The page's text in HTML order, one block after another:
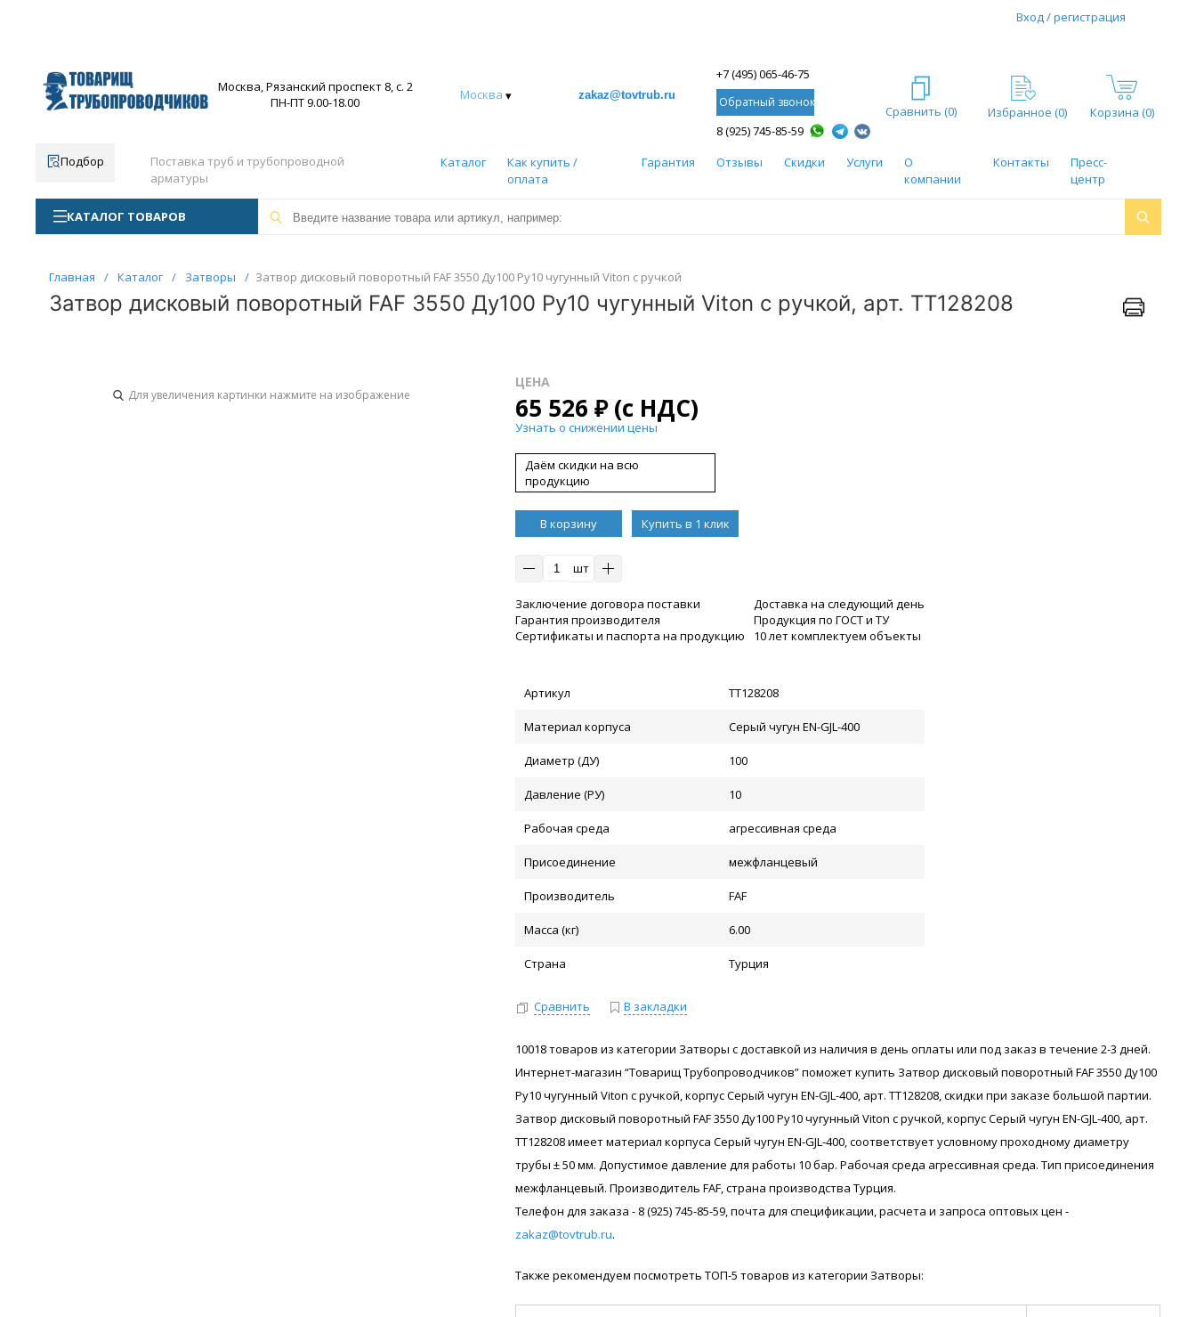
Вход / регистрация
Москва, Рязанский проспект 8, с. 2
ПН-ПТ 9.00-18.00
Москва ▾ zakaz@tovtrub.ru
+7 (495) 065-46-75
Обратный звонок
8 (925) 745-85-59
Сравнить (0) Избранное (0) Корзина (0)
Подбор
Поставка труб и трубопроводной
арматуры
Каталог
Как купить /
оплата
Гарантия Отзывы Скидки Услуги
О
компании
Контакты
Пресс-
центр
КАТАЛОГ ТОВАРОВ
Главная / Каталог / Затворы / Затвор дисковый поворотный FAF 3550 Ду100 Ру10 чугунный Viton с ручкой
Затвор дисковый поворотный FAF 3550 Ду100 Ру10 чугунный Viton с ручкой, арт. ТТ128208
Для увеличения картинки нажмите на изображение
ЦЕНА
65 526₽(с НДС)
Узнать о снижении цены
Даём скидки на всю
продукцию
В корзину Купить в 1 клик
шт
Заключение договора поставки
Гарантия производителя
Сертификаты и паспорта на продукцию
Доставка на следующий день
Продукция по ГОСТ и ТУ
10 лет комплектуем объекты
Артикул ТТ128208
Материал корпуса Серый чугун EN-GJL-400
Диаметр (ДУ) 100
Давление (РУ) 10
Рабочая среда агрессивная среда
Присоединение межфланцевый
Производитель FAF
Масса (кг) 6.00
Страна Турция
Сравнить В закладки
10018 товаров из категории Затворы с доставкой из наличия в день оплаты или под заказ в течение 2-3 дней.
Интернет-магазин “Товарищ Трубопроводчиков” поможет купить Затвор дисковый поворотный FAF 3550 Ду100
Ру10 чугунный Viton с ручкой, корпус Серый чугун EN-GJL-400, арт. ТТ128208, скидки при заказе большой партии.
Затвор дисковый поворотный FAF 3550 Ду100 Ру10 чугунный Viton с ручкой, корпус Серый чугун EN-GJL-400, арт.
ТТ128208 имеет материал корпуса Серый чугун EN-GJL-400, соответствует условному проходному диаметру
трубы ± 50 мм. Допустимое давление для работы 10 бар. Рабочая среда агрессивная среда. Тип присоединения
межфланцевый. Производитель FAF, страна производства Турция.
Телефон для заказа - 8 (925) 745-85-59, почта для спецификации, расчета и запроса оптовых цен -
zakaz@tovtrub.ru.
Также рекомендуем посмотреть ТОП-5 товаров из категории Затворы: